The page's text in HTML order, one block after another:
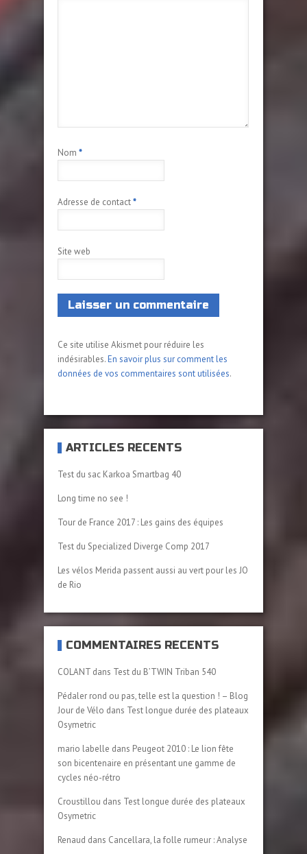
Nom *
Adresse de contact*
Site web
Ce site utilise Akismet pour réduire les
indésirables.En savoir plus sur comment les
données de vos commentaires sont utilisées.
ARTICLES RÉCENTS
Test du sac Karkoa Smartbag 40
Long time no see !
Tour de France 2017 : Les gains des équipes
Test du Specialized Diverge Comp 2017
Les vélos Merida passent aussi au vert pour les JO
de Rio
COMMENTAIRES RÉCENTS
COLANT dans Test du B’TWIN Triban 540
Pédaler rond ou pas, telle est la question ! – Blog
Jour de Vélo dans Test longue durée des plateaux
Osymetric
mario labelle dans Peugeot 2010 : Le lion fête
son bicentenaire en présentant une gamme de
cycles néo-rétro
Croustillou dans Test longue durée des plateaux
Osymetric
Renaud dans Cancellara, la folle rumeur : Analyse